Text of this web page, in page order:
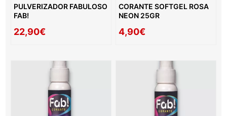
PULVERIZADOR FABULOSO
FAB!
22,90€
CORANTE SOFTGEL ROSA
NEON 25GR
4,90€